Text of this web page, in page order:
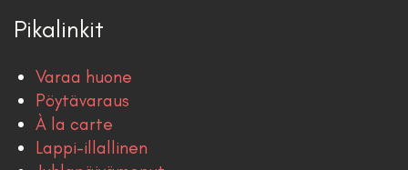
Pikalinkit
Varaa huone
Pöytävaraus
À la carte
Lappi-illallinen